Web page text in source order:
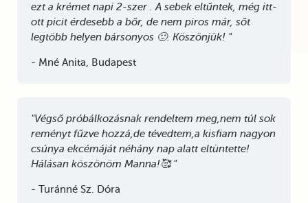
ezt a krémet napi 2-szer . A sebek eltűntek, még itt-
ott picit érdesebb a bőr, de nem piros már, sőt
legtöbb helyen bársonyos 🙂. Köszönjük! "
- Mné Anita, Budapest
"Végső próbálkozásnak rendeltem meg,nem túl sok
reményt fűzve hozzá,de tévedtem,a kisfiam nagyon
csúnya ekcémáját néhány nap alatt eltüntette!
Hálásan köszönöm Manna!🥰 "
- Turánné Sz. Dóra